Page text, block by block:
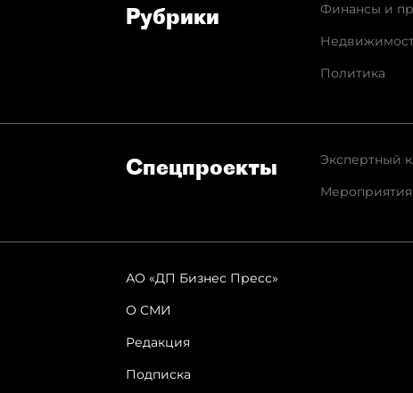
Рубрики
Финансы и
Политика
Спец­проекты
Экспертный
АО «ДП Бизнес Пресс»
О СМИ
Редакция
Подписка